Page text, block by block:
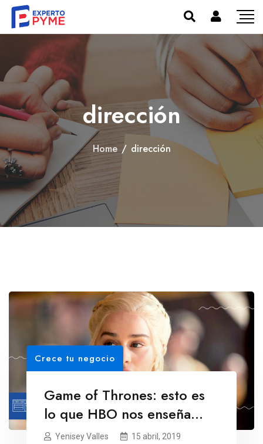
dirección
Home / dirección
Crece tu negocio
Game of Thrones: esto es
lo que HBO nos enseña
sobre negocios
Yenisey Valles
15 abril, 2019